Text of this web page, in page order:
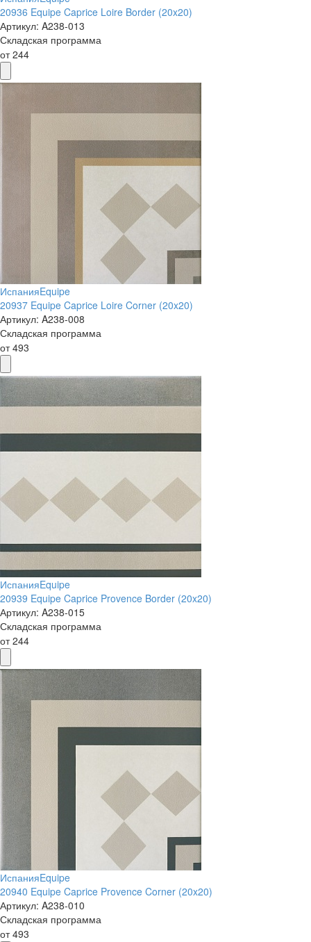
20936 Equipe Caprice Loire Border (20x20)
Артикул: A238-013
Складская программа
от244
ИспанияEquipe
20937 Equipe Caprice Loire Corner (20x20)
Артикул: A238-008
Складская программа
от493
ИспанияEquipe
20939 Equipe Caprice Provence Border (20x20)
Артикул: A238-015
Складская программа
от244
ИспанияEquipe
20940 Equipe Caprice Provence Corner (20x20)
Артикул: A238-010
Складская программа
от493